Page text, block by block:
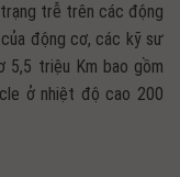
trễ trên các động
động cơ, các kỹ sư
5,5 triệu Km bao gồm
ở nhiệt độ cao 200